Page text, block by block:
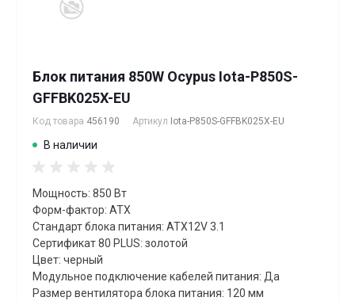
Блок питания 850W Ocypus Iota-P850S-
GFFBK025X-EU
Код товара 456190 Артикул Iota-P850S-GFFBK025X-EU
В наличии
Мощность: 850 Вт
Форм-фактор: ATX
Стандарт блока питания: ATX12V 3.1
Сертификат 80 PLUS: золотой
Цвет: черный
Модульное подключение кабелей питания: Да
Размер вентилятора блока питания: 120 мм